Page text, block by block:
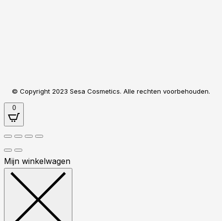
© Copyright 2023 Sesa Cosmetics. Alle rechten voorbehouden.
0
Mijn winkelwagen